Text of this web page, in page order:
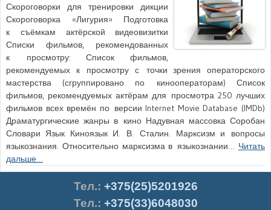
Скороговорки для тренировки дикции
Скороговорка «Лигурия» Подготовка
к съёмкам актёрской видеовизитки
Списки фильмов, рекомендованных
к просмотру: Список фильмов,
рекомендуемых к просмотру с точки зрения операторского
мастерства (сгруппировано по кинооператорам) Список
фильмов, рекомендуемых актёрам для просмотра 250 лучших
фильмов всех времён по версии Internet Movie Database (IMDb)
Драматургические жанры в кино Надувная массовка Соробан
Словари Язык Киноязык И. В. Сталин. Марксизм и вопросы
языкознания. Относительно марксизма в языкознании… Читать
дальше…
Тел.: +375(25)5201926
Тел.: +375(33)6048030